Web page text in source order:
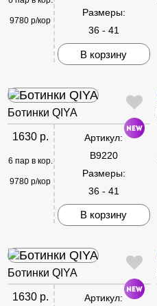
9780 р/кор
Размеры:
36 - 41
В корзину
Ботинки QIYA
1630 р.
6 пар в кор.
9780 р/кор
Артикул:
B9220
Размеры:
36 - 41
В корзину
Ботинки QIYA
1630 р. Артикул: